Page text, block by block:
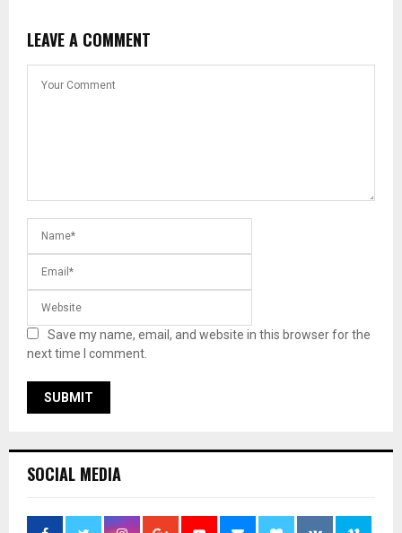
LEAVE A COMMENT
Save my name, email, and website in this browser for the
next time I comment.
SOCIAL MEDIA